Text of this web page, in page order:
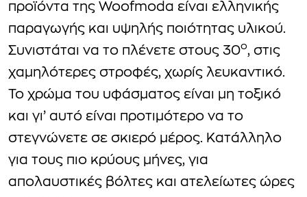
προϊόντα της Woofmoda είναι ελληνικής
παραγωγής και υψηλής ποιότητας υλικού.
Συνιστάται να το πλένετε στους 30ο, στις
χαμηλότερες στροφές, χωρίς λευκαντικό.
Το χρώμα του υφάσματος είναι μη τοξικό
και γι’ αυτό είναι προτιμότερο να το
στεγνώνετε σε σκιερό μέρος. Κατάλληλο
για τους πιο κρύους μήνες, για
απολαυστικές βόλτες και ατελείωτες ώρες